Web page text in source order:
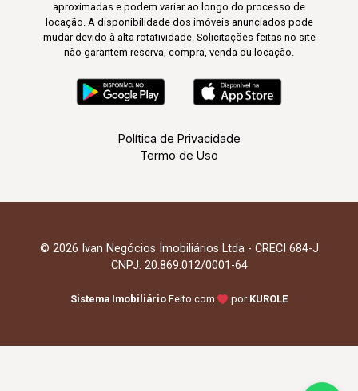
aproximadas e podem variar ao longo do processo de
locação. A disponibilidade dos imóveis anunciados pode
mudar devido à alta rotatividade. Solicitações feitas no site
não garantem reserva, compra, venda ou locação.
Política de Privacidade
Termo de Uso
© 2026 Ivan Negócios Imobiliários Ltda - CRECI 684-J
CNPJ: 20.869.012/0001-64
Sistema Imobiliário Feito com por KUROLE